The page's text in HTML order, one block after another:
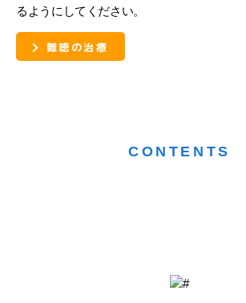
るようにしてください。
難聴の治療
CONTENTS